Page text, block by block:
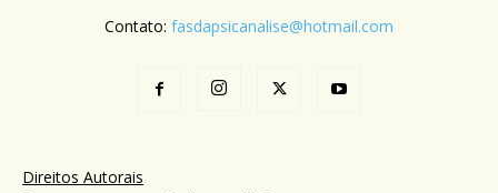
Contato: fasdapsicanalise@hotmail.com
Direitos Autorais